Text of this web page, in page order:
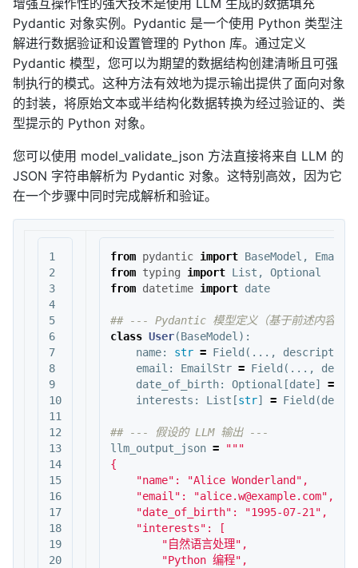
增强互操作性的强大技术是使用 LLM 生成的数据填充
Pydantic 对象实例。Pydantic 是一个使用 Python 类型注
解进行数据验证和设置管理的 Python 库。通过定义
Pydantic 模型，您可以为期望的数据结构创建清晰且可强
制执行的模式。这种方法有效地为提示输出提供了面向对象
的封装，将原始文本或半结构化数据转换为经过验证的、类
型提示的 Python 对象。
您可以使用 model_validate_json 方法直接将来自 LLM 的
JSON 字符串解析为 Pydantic 对象。这特别高效，因为它
在一个步骤中同时完成解析和验证。
1
2
3
4
5
6
7
8
9
10
11
12
13
14
15
16
17
18
19
20
from pydantic import BaseModel ,
from typing import List ,
Optional
from datetime import date
class User(BaseModel ):
name: str = Field (..., description
email : EmailStr = Field (...,
date_of_birth: Optional [date] =
interests : List [str] = Field (
llm_output_json =
"""
{
    "name": "Alice Wonderland",
    "email": "alice.w@example.com",
    "date_of_birth": "1995-07-21",
    "interests": [
        "自然语言处理",
        "Python 编程",